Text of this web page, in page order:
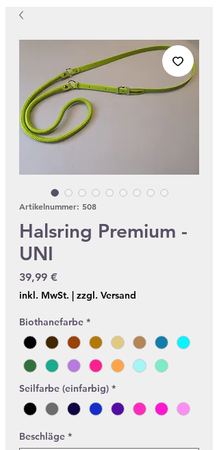
Artikelnummer: 508
Halsring Premium -
UNI
39,99 €
inkl. MwSt. | zzgl. Versand
Biothanefarbe *
Seilfarbe (einfarbig) *
Beschläge *